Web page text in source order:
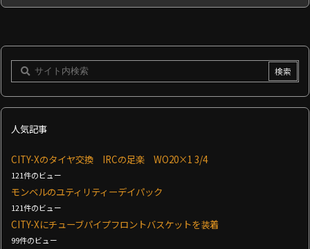
人気記事
CITY-Xのタイヤ交換 IRCの足楽 WO20×1 3/4
121件のビュー
モンベルのユティリティーデイパック
121件のビュー
CITY-Xにチューブパイプフロントバスケットを装着
99件のビュー